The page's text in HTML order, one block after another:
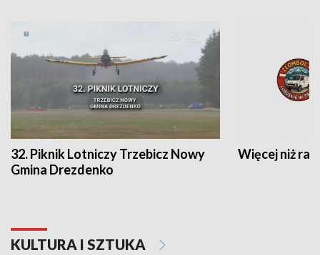
32. Piknik Lotniczy Trzebicz Nowy
Gmina Drezdenko
Więcej niż rajd
KULTURA I SZTUKA